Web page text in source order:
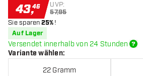
43,46 UVP:
57,95
Sie sparen25%!
Auf Lager
Versendet innerhalb von 24 Stunden
Variante wählen:
22 Gramm